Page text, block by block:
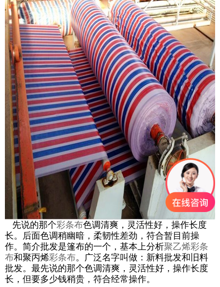
先说的那个彩条布色调清爽，灵活性好，操作长度
长。后面色调稍幽暗，柔韧性差劲，符合暂目前操
作。简介批发是篷布的一个，基本上分析聚乙烯彩条
布和聚丙烯彩条布。广泛名字叫做：新料批发和旧料
批发。最先说的那个色调清爽，灵活性好，操作长度
长，但要多少钱稍贵，符合经常操作。